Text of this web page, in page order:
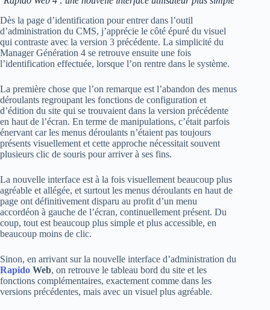
Dès la page d’identification pour entrer dans l’outil
d’administration du CMS, j’apprécie le côté épuré du visuel
qui contraste avec la version 3 précédente. La simplicité du
Manager Génération 4 se retrouve ensuite une fois
l’identification effectuée, lorsque l’on rentre dans le système.
La première chose que l’on remarque est l’abandon des menus
déroulants regroupant les fonctions de configuration et
d’édition du site qui se trouvaient dans la version précédente
en haut de l’écran. En terme de manipulations, c’était parfois
énervant car les menus déroulants n’étaient pas toujours
présents visuellement et cette approche nécessitait souvent
plusieurs clic de souris pour arriver à ses fins.
La nouvelle interface est à la fois visuellement beaucoup plus
agréable et allégée, et surtout les menus déroulants en haut de
page ont définitivement disparu au profit d’un menu
accordéon à gauche de l’écran, continuellement présent. Du
coup, tout est beaucoup plus simple et plus accessible, en
beaucoup moins de clic.
Sinon, en arrivant sur la nouvelle interface d’administration du
Rapido Web, on retrouve le tableau bord du site et les
fonctions complémentaires, exactement comme dans les
versions précédentes, mais avec un visuel plus agréable.